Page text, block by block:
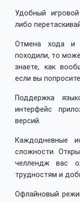
Удобный
либо
Отмена хода и
походили, то
знаете, как
если вы
Поддержка
интерфейс
версий.
Каждодневные
сложности.
челлендж вас
трудностям и
Офлайновый